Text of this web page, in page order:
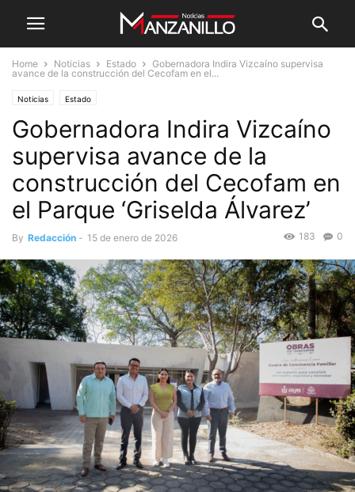
Home Noticias Estado
Gobernadora Indira Vizcaíno supervisa
avance de la construcción del Cecofam en el...
Noticias Estado
Gobernadora Indira Vizcaíno
supervisa avance de la
construcción del Cecofam en
el Parque ‘Griselda Álvarez’
By Redacción - 15 de enero de 2026 0
183